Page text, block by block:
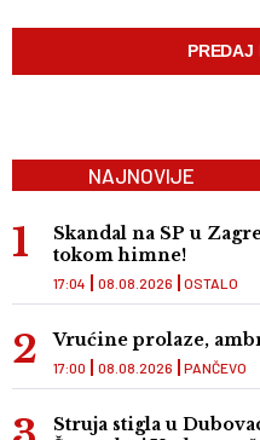
NAJNOVIJE
Skandal na SP u
tokom himne!
OSTALO
17:04 08.08.2026
Vrućine prolaze,
PANČEVO
17:00 08.08.2026
Struja stigla u